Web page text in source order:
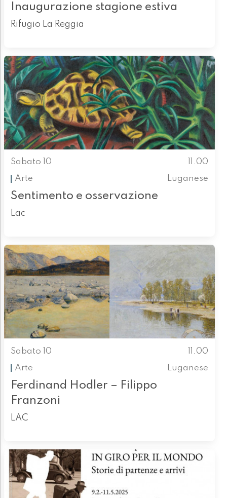
Inaugurazione stagione estiva
Rifugio La Reggia
Sabato 10
11.00
Arte
Luganese
Sentimento e osservazione
Lac
Sabato 10
11.00
Arte
Luganese
Ferdinand Hodler – Filippo
Franzoni
LAC